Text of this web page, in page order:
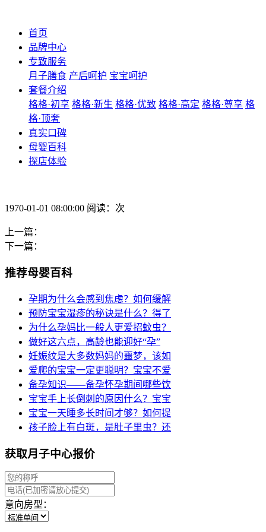
首页
品牌中心
专致服务
月子膳食 产后呵护 宝宝呵护
套餐介绍
格格·初享 格格·新生 格格·优致 格格·高定 格格·尊享 格
格·顶奢
真实口碑
母婴百科
探店体验
1970-01-01 08:00:00 阅读：次
上一篇：
下一篇：
推荐母婴百科
孕期为什么会感到焦虑？如何缓解
预防宝宝湿疹的秘诀是什么？得了
为什么孕妈比一般人更爱招蚊虫？
做好这六点，高龄也能迎好“孕”
妊娠纹是大多数妈妈的噩梦，该如
爱爬的宝宝一定更聪明？宝宝不爱
备孕知识——备孕怀孕期间哪些饮
宝宝手上长倒刺的原因什么？宝宝
宝宝一天睡多长时间才够？如何提
孩子脸上有白斑，是肚子里虫？还
获取月子中心报价
意向房型：